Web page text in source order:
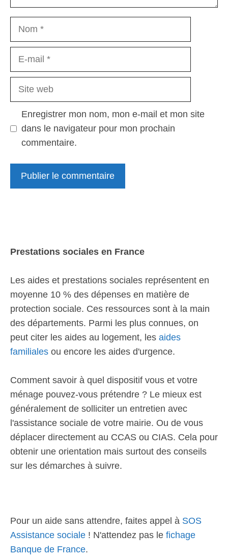
Nom
Site
Enregistrer mon nom, mon e-mail et mon site
dans le navigateur pour mon prochain
commentaire.
Prestations sociales en France
Les aides et prestations sociales représentent en
moyenne 10 % des dépenses en matière de
protection sociale. Ces ressources sont à la main
des départements. Parmi les plus connues, on
peut citer les aides au logement, les aides
familiales ou encore les aides d'urgence.
Comment savoir à quel dispositif vous et votre
ménage pouvez-vous prétendre ? Le mieux est
généralement de solliciter un entretien avec
l'assistance sociale de votre mairie. Ou de vous
déplacer directement au CCAS ou CIAS. Cela pour
obtenir une orientation mais surtout des conseils
sur les démarches à suivre.
Pour un aide sans attendre, faites appel à SOS
Assistance sociale ! N'attendez pas le fichage
Banque de France.